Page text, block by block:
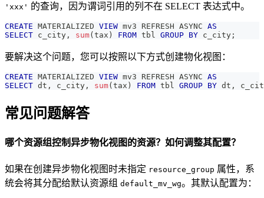
'xxx' 的查询，因为谓词引用的列不在 SELECT 表达式中。
CREATE MATERIALIZED VIEW mv3 REFRESH ASYNC AS
SELECT c_city , sum( tax ) FROM tbl GROUP BY c_city ;
要解决这个问题，您可以按照以下方式创建物化视图：
CREATE MATERIALIZED VIEW mv3 REFRESH ASYNC AS
SELECT dt , c_city , sum( tax ) FROM tbl GROUP BY dt ,
常见问题解答
哪个资源组控制异步物化视图的资源？如何调整其配置？
如果在创建异步物化视图时未指定 resource_group 属性，系
统会将其分配给默认资源组 default_mv_wg。其默认配置为：